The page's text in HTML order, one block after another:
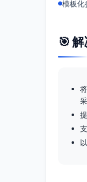
模板化
🎯